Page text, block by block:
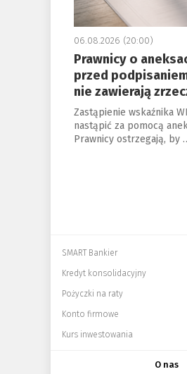
06.08.2026 (20:00)
Prawnicy o
przed
nie zawierają
Zastąpienie wskaźnika
nastąpić za pomocą
Prawnicy ostrzegają, by
SMART Bankier
Kredyt konsolidacyjny
Pożyczki na raty
Konto firmowe
Kurs inwestowania
O nas